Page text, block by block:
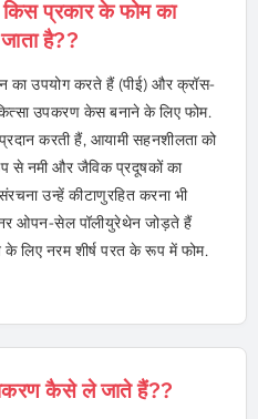
किस प्रकार के फोम का
है??
का उपयोग करते हैं (पीई) और क्रॉस-
उपकरण केस बनाने के लिए फोम.
करती हैं, आयामी सहनशीलता को
से नमी और जैविक प्रदूषकों का
उन्हें कीटाणुरहित करना भी
ओपन-सेल पॉलीयुरेथेन जोड़ते हैं
के लिए नरम शीर्ष परत के रूप में फोम.
कैसे ले जाते हैं??